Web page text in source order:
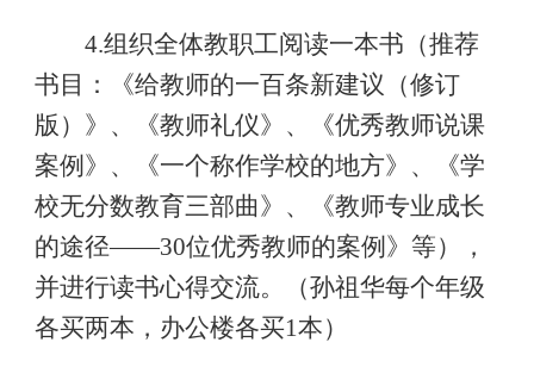
4.组织全体教职工阅读一本书（推荐
书目：《给教师的一百条新建议（修订
版）》、《教师礼仪》、《优秀教师说课
案例》、《一个称作学校的地方》、《学
校无分数教育三部曲》、《教师专业成长
的途径——30位优秀教师的案例》等），
并进行读书心得交流。（孙祖华每个年级
各买两本，办公楼各买1本）